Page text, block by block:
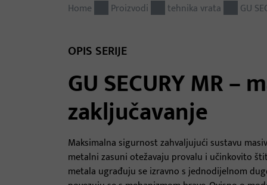
Proizvodi
Automatski ulazni sustavi
Montažni materijal
Servis
O nama
Karijera
Reference
Kontakt
Home Proizvodi tehnika vrata GU
OPIS SERIJE
GU SECURY MR –
zaključavanje
Maksimalna sigurnost zahvaljujući sustavu
metalni zasuni otežavaju provalu i učinkovito
metala ugrađuju se izravno s jednodijelnom